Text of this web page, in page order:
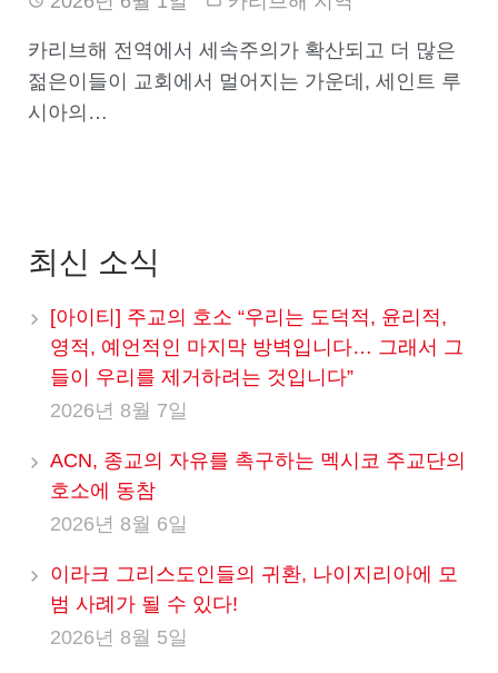
카리브해 전역에서 세속주의가 확산되고 더 많은
젊은이들이 교회에서 멀어지는 가운데, 세인트 루
시아의…
최신 소식
[아이티] 주교의 호소 “우리는 도덕적, 윤리적,
영적, 예언적인 마지막 방벽입니다… 그래서 그
들이 우리를 제거하려는 것입니다”
2026년 8월 7일
ACN, 종교의 자유를 촉구하는 멕시코 주교단의
호소에 동참
2026년 8월 6일
이라크 그리스도인들의 귀환, 나이지리아에 모
범 사례가 될 수 있다!
2026년 8월 5일